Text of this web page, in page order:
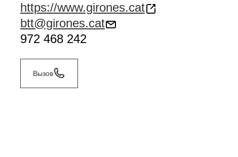
https://www.girones.cat
btt@girones.cat
972 468 242
Вызов